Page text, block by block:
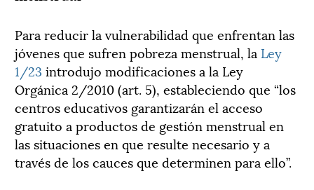
Para reducir la vulnerabilidad que enfrentan las
jóvenes que sufren pobreza menstrual, la Ley
1/23 introdujo modificaciones a la Ley
Orgánica 2/2010 (art. 5), estableciendo que “los
centros educativos garantizarán el acceso
gratuito a productos de gestión menstrual en
las situaciones en que resulte necesario y a
través de los cauces que determinen para ello”.